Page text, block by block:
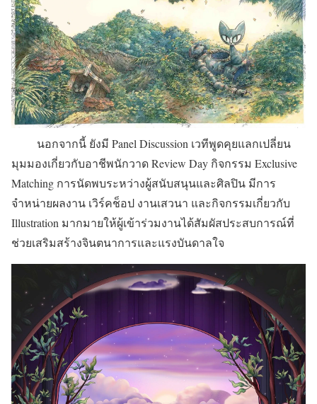
นอกจากนี้ ยังมี Panel Discussion เวทีพูดคุยแลกเปลี่ยน
มุมมองเกี่ยวกับอาชีพนักวาด Review Day กิจกรรม Exclusive
Matching การนัดพบระหว่างผู้สนับสนุนและศิลปิน มีการ
จำหน่ายผลงาน เวิร์คช็อป งานเสวนา และกิจกรรมเกี่ยวกับ
Illustration มากมายให้ผู้เข้าร่วมงานได้สัมผัสประสบการณ์ที่
ช่วยเสริมสร้างจินตนาการและแรงบันดาลใจ